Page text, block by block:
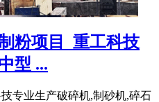
粉项目_重工科技
型 ...
专业生产破碎机,制砂机,碎石